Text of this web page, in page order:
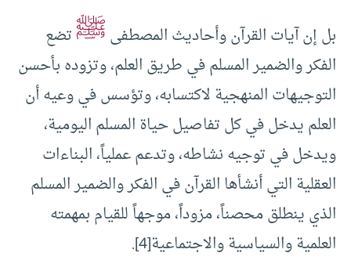
بل إن آيات القرآن وأحاديث المصطفىﷺتضع
الفكر والضمير المسلم في طريق العلم، وتزوده بأحسن
التوجيهات المنهجية لاكتسابه، وتؤسس في وعيه أن
العلم يدخل في كل تفاصيل حياة المسلم اليومية،
ويدخل في توجيه نشاطه، وتدعم عملياً، البناءات
العقلية التي أنشأها القرآن في الفكر والضمير المسلم
الذي ينطلق محصناً، مزوداً، موجهاً للقيام بمهمته
العلمية والسياسية والاجتماعية[4].